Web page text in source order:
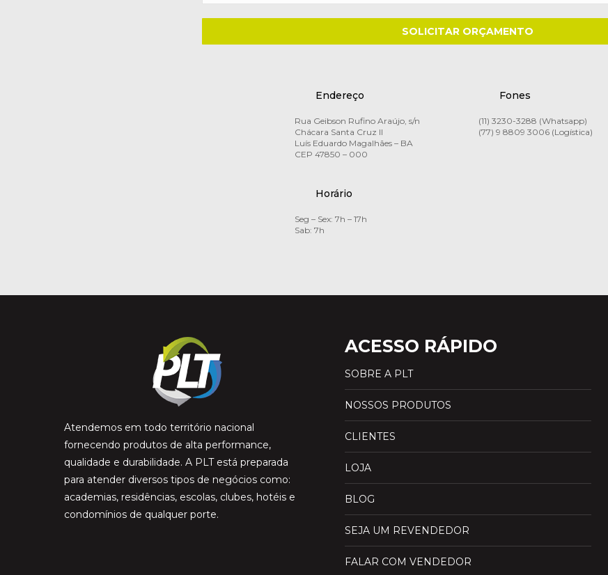
Endereço
Rua Geibson Rufino Araújo, s/n
Chácara Santa Cruz II
Luís Eduardo Magalhães – BA
CEP 47850 – 000
Horário
Seg – Sex: 7h – 17h
Sab: 7h
Fones
(11) 3230-3288 (Whatsapp)
(77) 9 8809 3006 (Logística)
Atendemos em todo território nacional
fornecendo produtos de alta performance,
qualidade e durabilidade. A PLT está preparada
para atender diversos tipos de negócios como:
academias, residências, escolas, clubes, hotéis e
condomínios de qualquer porte.
ACESSO RÁPIDO
SOBRE A PLT
NOSSOS PRODUTOS
CLIENTES
LOJA
BLOG
SEJA UM REVENDEDOR
FALAR COM VENDEDOR